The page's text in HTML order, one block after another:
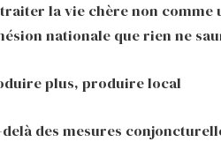
la vie chère non comme
nationale que rien ne
plus, produire local
des mesures